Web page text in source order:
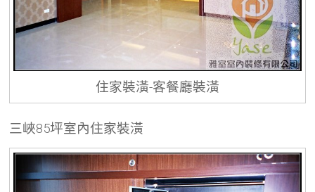
住家裝潢-客餐廳裝潢
三峽85坪室內住家裝潢